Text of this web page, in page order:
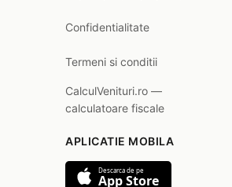
Confidentialitate
Termeni si conditii
CalculVenituri.ro —
calculatoare fiscale
APLICATIE MOBILA
Descarca de pe
App Store